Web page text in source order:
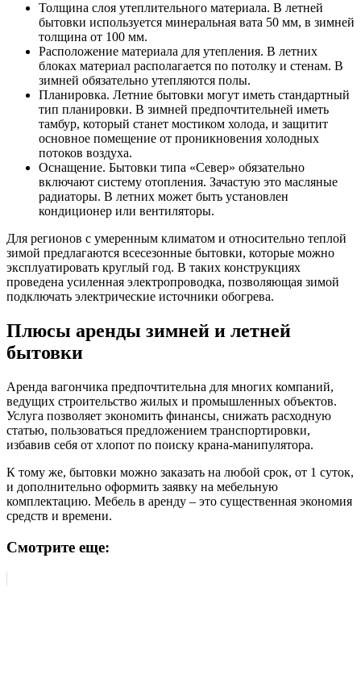
Толщина слоя утеплительного материала. В летней
бытовки используется минеральная вата 50 мм, в зимней
толщина от 100 мм.
Расположение материала для утепления. В летних
блоках материал располагается по потолку и стенам. В
зимней обязательно утепляются полы.
Планировка. Летние бытовки могут иметь стандартный
тип планировки. В зимней предпочтительней иметь
тамбур, который станет мостиком холода, и защитит
основное помещение от проникновения холодных
потоков воздуха.
Оснащение. Бытовки типа «Север» обязательно
включают систему отопления. Зачастую это масляные
радиаторы. В летних может быть установлен
кондиционер или вентиляторы.
Для регионов с умеренным климатом и относительно теплой
зимой предлагаются всесезонные бытовки, которые можно
эксплуатировать круглый год. В таких конструкциях
проведена усиленная электропроводка, позволяющая зимой
подключать электрические источники обогрева.
Плюсы аренды зимней и летней
бытовки
Аренда вагончика предпочтительна для многих компаний,
ведущих строительство жилых и промышленных объектов.
Услуга позволяет экономить финансы, снижать расходную
статью, пользоваться предложением транспортировки,
избавив себя от хлопот по поиску крана-манипулятора.
К тому же, бытовки можно заказать на любой срок, от 1 суток,
и дополнительно оформить заявку на мебельную
комплектацию. Мебель в аренду – это существенная экономия
средств и времени.
Смотрите еще: